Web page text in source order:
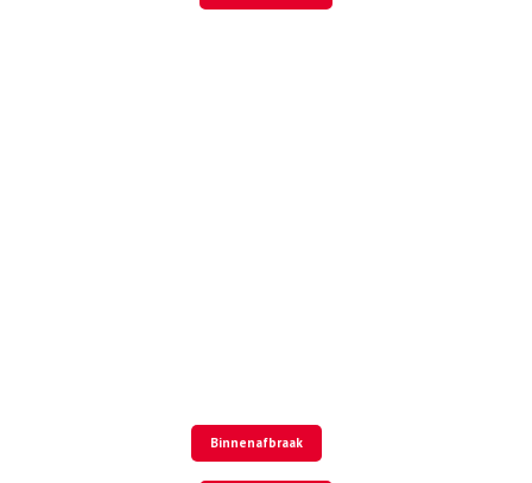
Binnenafbraak